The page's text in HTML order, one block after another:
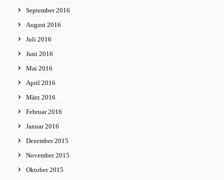
September 2016
August 2016
Juli 2016
Juni 2016
Mai 2016
April 2016
März 2016
Februar 2016
Januar 2016
Dezember 2015
November 2015
Oktober 2015